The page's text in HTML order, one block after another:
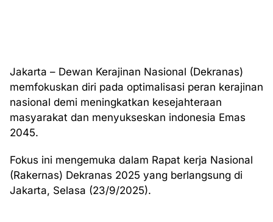
Jakarta – Dewan Kerajinan Nasional (Dekranas)
memfokuskan diri pada optimalisasi peran kerajinan
nasional demi meningkatkan kesejahteraan
masyarakat dan menyukseskan indonesia Emas
2045.
Fokus ini mengemuka dalam Rapat kerja Nasional
(Rakernas) Dekranas 2025 yang berlangsung di
Jakarta, Selasa (23/9/2025).